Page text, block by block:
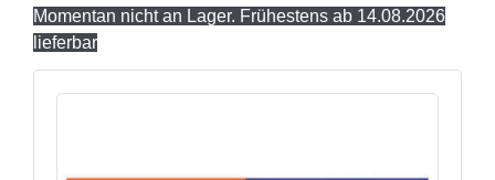
Momentan nicht an Lager. Frühestens ab 14.08.2026
lieferbar